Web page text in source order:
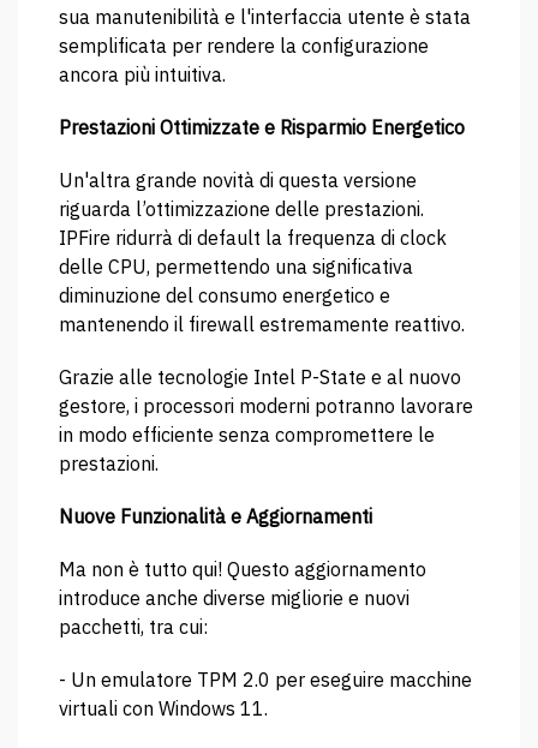
sua manutenibilità e l'interfaccia utente è stata
semplificata per rendere la configurazione
ancora più intuitiva.
Prestazioni Ottimizzate e Risparmio Energetico
Un'altra grande novità di questa versione
riguarda l’ottimizzazione delle prestazioni.
IPFire ridurrà di default la frequenza di clock
delle CPU, permettendo una significativa
diminuzione del consumo energetico e
mantenendo il firewall estremamente reattivo.
Grazie alle tecnologie Intel P-State e al nuovo
gestore, i processori moderni potranno lavorare
in modo efficiente senza compromettere le
prestazioni.
Nuove Funzionalità e Aggiornamenti
Ma non è tutto qui! Questo aggiornamento
introduce anche diverse migliorie e nuovi
pacchetti, tra cui:
- Un emulatore TPM 2.0 per eseguire macchine
virtuali con Windows 11.